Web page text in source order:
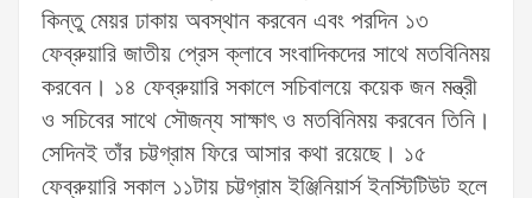
কিন্তু মেয়র ঢাকায় অবস্থান করবেন এবং পরদিন ১৩
ফেব্রুয়ারি জাতীয় প্রেস ক্লাবে সংবাদিকদের সাথে মতবিনিময়
করবেন। ১৪ ফেব্রুয়ারি সকালে সচিবালয়ে কয়েক জন মন্ত্রী
ও সচিবের সাথে সৌজন্য সাক্ষাৎ ও মতবিনিময় করবেন তিনি।
সেদিনই তাঁর চট্টগ্রাম ফিরে আসার কথা রয়েছে। ১৫
ফেব্রুয়ারি সকাল ১১টায় চট্টগ্রাম ইঞ্জিনিয়ার্স ইনস্টিটিউট হলে